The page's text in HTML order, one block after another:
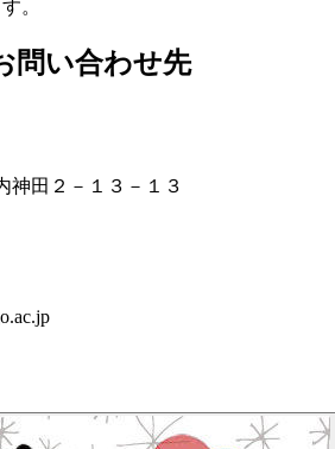
。
問い合わせ先
神田２－１３－１３